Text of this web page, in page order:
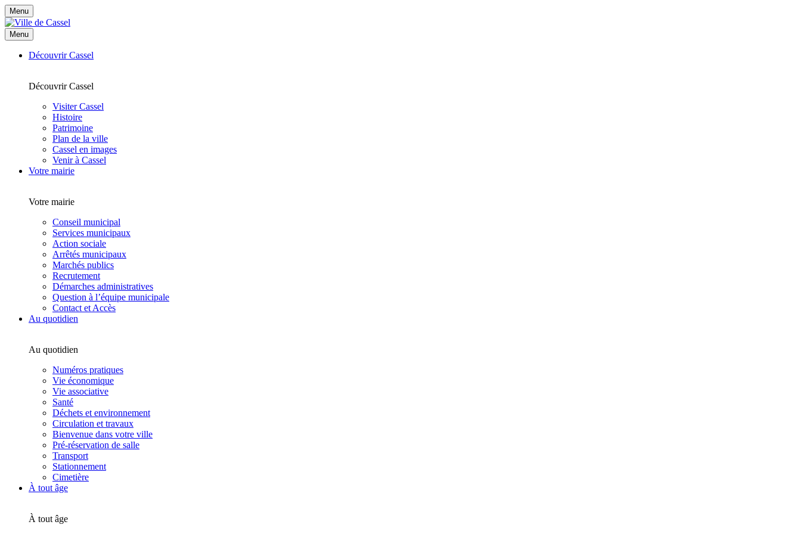
Menu
Menu
Découvrir Cassel
Découvrir Cassel
Visiter Cassel
Histoire
Patrimoine
Plan de la ville
Cassel en images
Venir à Cassel
Votre mairie
Votre mairie
Conseil municipal
Services municipaux
Action sociale
Arrêtés municipaux
Marchés publics
Recrutement
Démarches administratives
Question à l’équipe municipale
Contact et Accès
Au quotidien
Au quotidien
Numéros pratiques
Vie économique
Vie associative
Santé
Déchets et environnement
Circulation et travaux
Bienvenue dans votre ville
Pré-réservation de salle
Transport
Stationnement
Cimetière
À tout âge
À tout âge